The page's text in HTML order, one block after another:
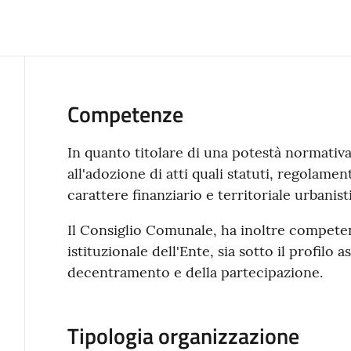
Competenze
In quanto titolare di una potestà
all'adozione di atti quali statuti,
carattere finanziario e territoriale
Il Consiglio Comunale, ha inoltre
istituzionale dell'Ente, sia sotto il profilo
decentramento e della partecipazione.
Tipologia organizzazione